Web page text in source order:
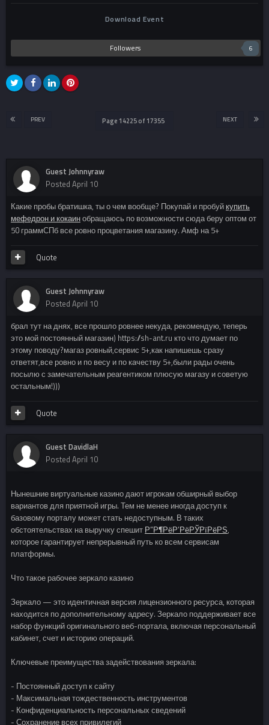
Download Event
Followers 6
PREV NEXT
Page 14225 of 17355
Guest Johnnyraw
Posted April 10
Какие пробы братишка, ты о чем вообще? Покупай и пробуй купить
мефедрон и кокаинобращаюсь по возможности сюда беру оптом от
50 граммСПб все ровно процветания магазину. Амф на 5+
Quote
Guest Johnnyraw
Posted April 10
брал тут на днях, все прошло ровнее некуда, рекомендую, теперь
это мой постоянный магазин) https://sh-ant.ru кто что думает по
этому поводу?магаз ровный,сервис 5+,как напишешь сразу
ответят,все ровно и по весу и по качеству 5+,были рады очень
посылю с замечательным реагентиком плюсую магазу и советую
остальным!)))
Quote
Guest DavidlaH
Posted April 10
Нынешние виртуальные казино дают игрокам обширный выбор
вариантов для приятной игры. Тем не менее иногда доступ к
базовому порталу может стать недоступным. В таких
обстоятельствах на выручку спешит Р”Р¶РёР’РёРЎРїРёРЅ,
которое гарантирует непрерывный путь ко всем сервисам
платформы.
Что такое рабочее зеркало казино
Зеркало — это идентичная версия лицензионного ресурса, которая
находится по дополнительному адресу. Зеркало поддерживает все
набор функций оригинального веб-портала, включая персональный
кабинет, счет и историю операций.
Ключевые преимущества задействования зеркала:
- Постоянный доступ к сайту
- Максимальная тождественность инструментов
- Конфиденциальность персональных сведений
- Сохранение всех привилегий